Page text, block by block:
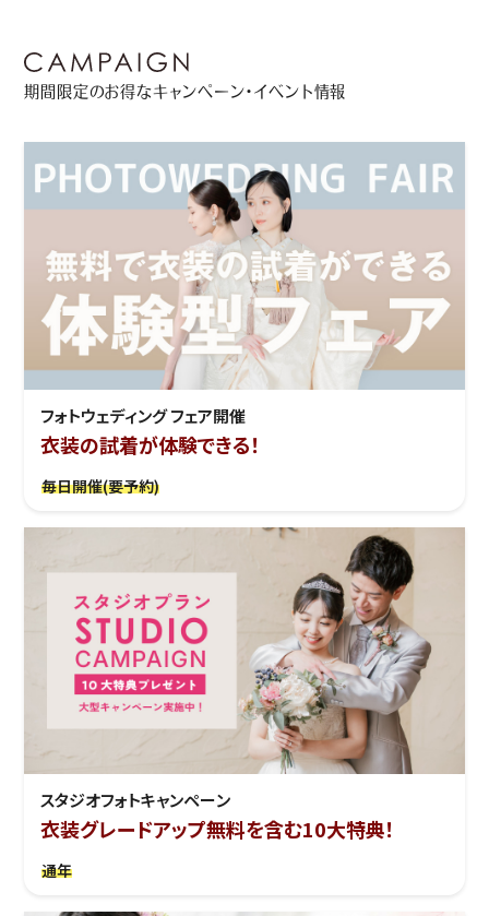
期間限定のお得なキャンペーン・イベント情報
フォトウェディング フェア開催
衣装の試着が体験できる！
毎日開催(要予約)
スタジオフォトキャンペーン
衣装グレードアップ無料を含む10大特典！
通年